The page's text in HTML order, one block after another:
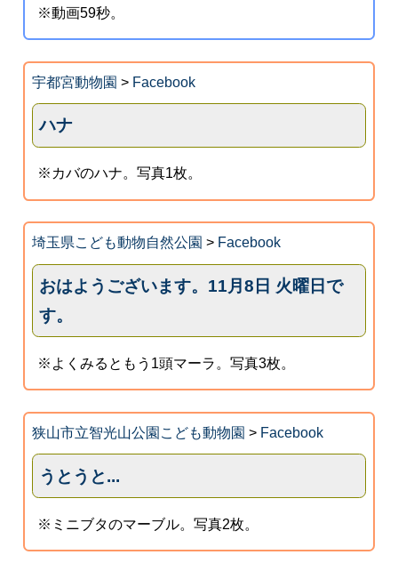
※動画59秒。
宇都宮動物園 > Facebook
ハナ
※カバのハナ。写真1枚。
埼玉県こども動物自然公園 > Facebook
おはようございます。11月8日 火曜日で
す。
※よくみるともう1頭マーラ。写真3枚。
狭山市立智光山公園こども動物園 > Facebook
うとうと...
※ミニブタのマーブル。写真2枚。